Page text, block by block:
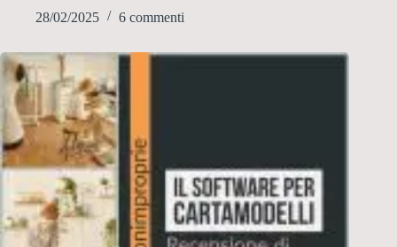
28/02/2025
6 commenti